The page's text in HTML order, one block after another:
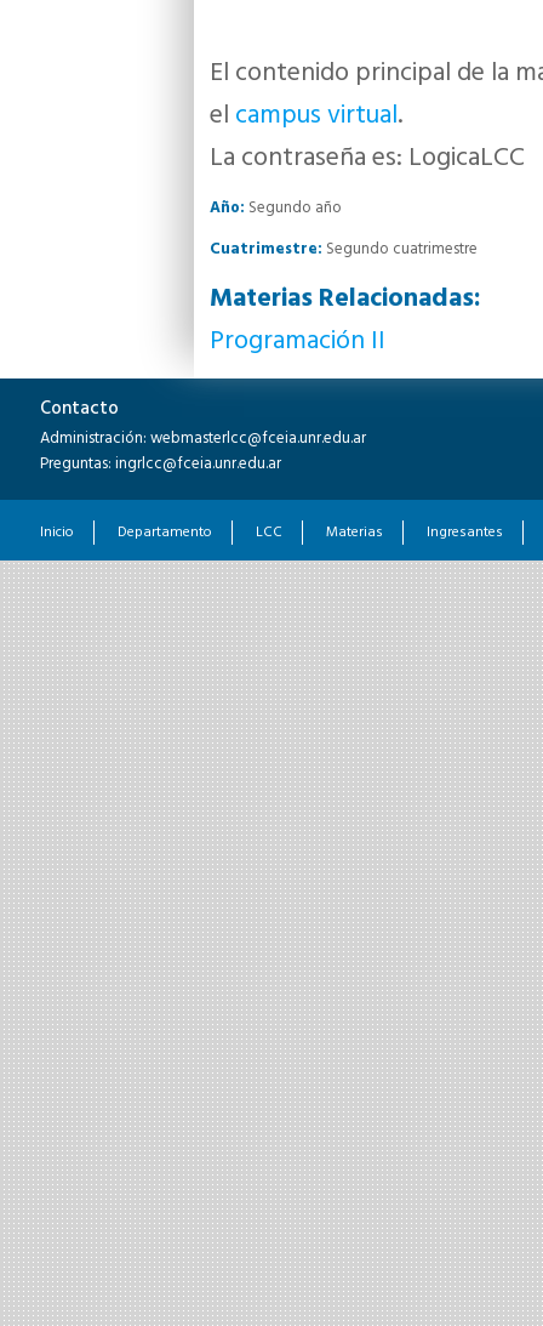
El contenido principal de la
el campus virtual.
La contraseña es: LogicaLCC
Año: Segundo año
Cuatrimestre: Segundo cuatrimestre
Materias Relacionadas:
Programación II
Contacto
Administración: webmasterlcc@fceia.unr.edu.ar
Preguntas: ingrlcc@fceia.unr.edu.ar
Inicio Departamento LCC Materias Ingresantes